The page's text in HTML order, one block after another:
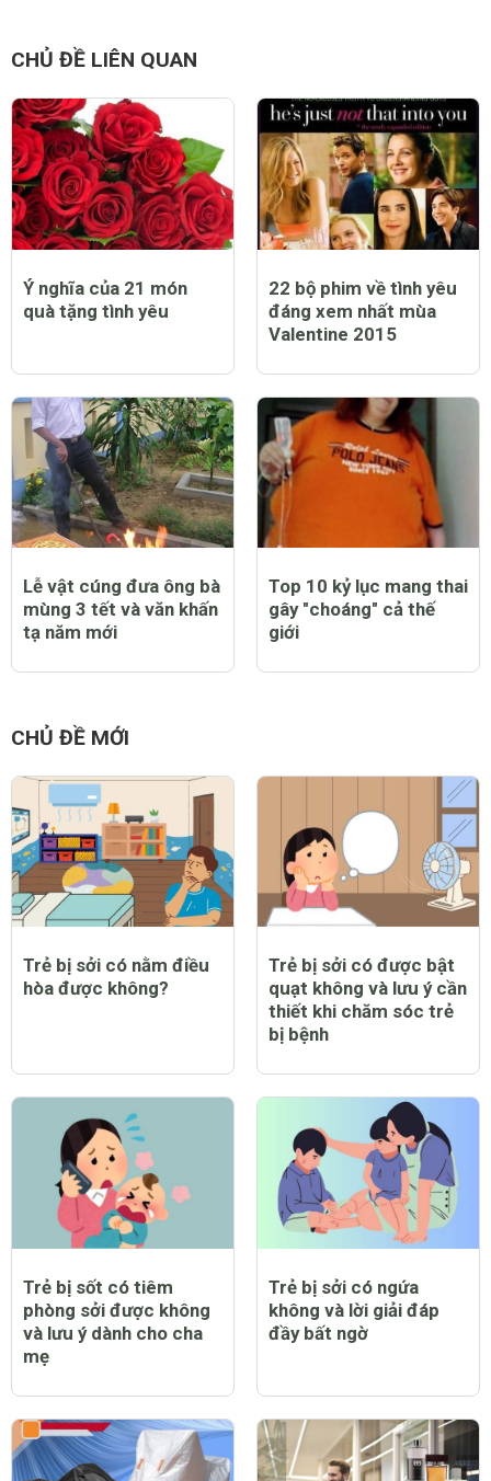
giới
CHỦ ĐỀ LIÊN QUAN
quà tặng tình yêu
đáng xem nhất mùa
Valentine 2015
tạ năm mới
CHỦ ĐỀ MỚI
Trẻ bị sởi có nằm điều
hòa được không?
Trẻ bị sởi có được bật
quạt không và lưu ý cần
thiết khi chăm sóc trẻ
bị bệnh
và lưu ý dành cho cha
mẹ
đầy bất ngờ